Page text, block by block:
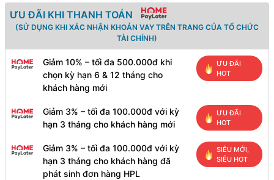
ƯU ĐÃI KHI THANH TOÁN
(SỬ DỤNG KHI XÁC NHẬN KHOẢN VAY TRÊN TRANG CỦA TỔ CHỨC
TÀI CHÍNH)
Giảm 10% – tối đa 500.000đ khi
chọn kỳ hạn 6 & 12 tháng cho
khách hàng mới
ƯU ĐÃI
HOT
Giảm 3% – tối đa 100.000đ với kỳ
hạn 3 tháng cho khách hàng mới
ƯU ĐÃI
HOT
Giảm 3% – tối đa 100.000đ với kỳ
hạn 3 tháng cho khách hàng đã
phát sinh đơn hàng HPL
SIÊU MỚI,
SIÊU HOT